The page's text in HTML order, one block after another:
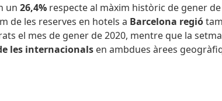
un 26,4% respecte al màxim històric de gener de
de les reserves en hotels a Barcelona regió
el mes de gener de 2020, mentre que la
les internacionals en ambdues àrees